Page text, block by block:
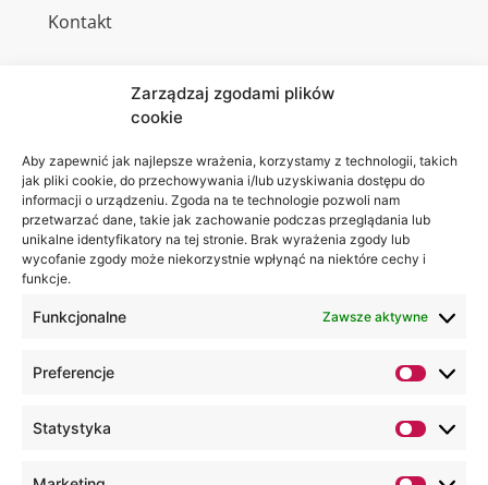
Zarządzaj zgodami plików
cookie
Aby zapewnić jak najlepsze wrażenia, korzystamy z technologii, takich
jak pliki cookie, do przechowywania i/lub uzyskiwania dostępu do
informacji o urządzeniu. Zgoda na te technologie pozwoli nam
przetwarzać dane, takie jak zachowanie podczas przeglądania lub
unikalne identyfikatory na tej stronie. Brak wyrażenia zgody lub
wycofanie zgody może niekorzystnie wpłynąć na niektóre cechy i
funkcje.
Funkcjonalne Zawsze aktywne
Preferencje
Statystyka
Kontakt
Akademia
WSEI
ul.
Projektowa
4